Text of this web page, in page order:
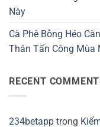
Này
Cà Phê Bỗng Héo
Thân Tấn Công Mùa
RECENT
234betapp trong